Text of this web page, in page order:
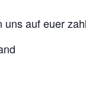
uns auf euer